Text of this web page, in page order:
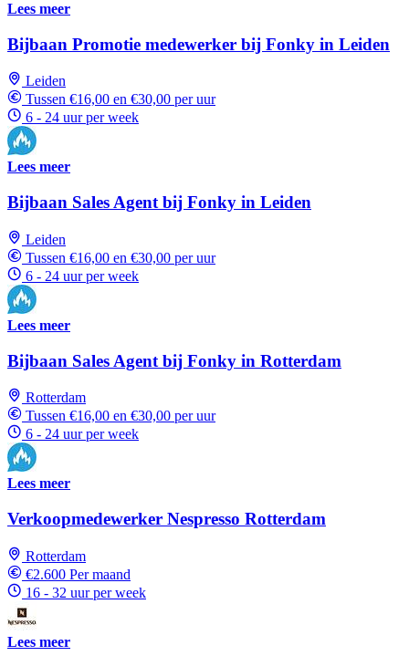
Lees meer
Bijbaan Promotie medewerker bij Fonky in Leiden
Leiden
Tussen €16,00 en €30,00 per uur
6 - 24 uur per week
Lees meer
Bijbaan Sales Agent bij Fonky in Leiden
Leiden
Tussen €16,00 en €30,00 per uur
6 - 24 uur per week
Lees meer
Bijbaan Sales Agent bij Fonky in Rotterdam
Rotterdam
Tussen €16,00 en €30,00 per uur
6 - 24 uur per week
Lees meer
Verkoopmedewerker Nespresso Rotterdam
Rotterdam
€2.600 Per maand
16 - 32 uur per week
Lees meer